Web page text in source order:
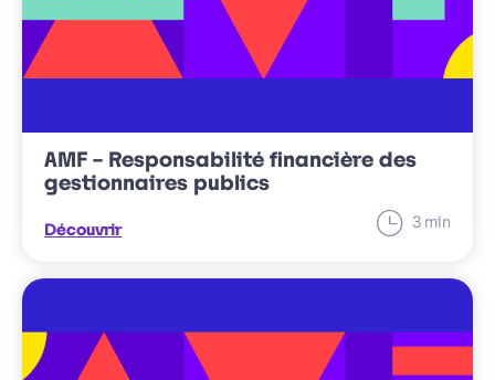
AMF – Responsabilité financière des
gestionnaires publics
Découvrir
Temps
3 min